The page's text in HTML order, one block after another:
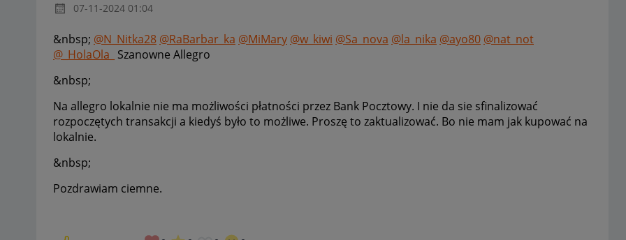
‎07-11-2024 01:04
&nbsp; @N_Nitka28 @RaBarbar_ka @MiMary @w_kiwi @Sa_nova @la_nika @ayo80 @nat_not
@_HolaOla_ Szanowne Allegro
&nbsp;
Na allegro lokalnie nie ma możliwości płatności przez Bank Pocztowy. I nie da sie sfinalizować
rozpoczętych transakcji a kiedyś było to możliwe. Proszę to zaktualizować. Bo nie mam jak kupować na
lokalnie.
&nbsp;
Pozdrawiam ciemne.